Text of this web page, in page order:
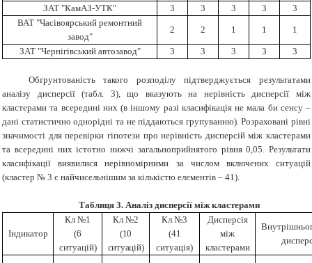
ЗАТ "КамАЗ-УТК" 3 3 3 3
3
ВАТ "Часівоярський ремонтний
завод"
2 2 1 1 1
ЗАТ "Чернігівський автозавод" 3 3 3 3 3
Обґрунтованість такого розподілу підтверджується результатами
аналізу дисперсії (табл. 3), що вказують на нерівність дисперсії між
кластерами та всередині них (в іншому разі класифікація не мала би сенсу –
дані статистично однорідні та не піддаються групуванню). Розраховані рівні
значимості для перевірки гіпотези про нерівність дисперсій між кластерами
та всередині них істотно нижчі загальноприйнятого рівня 0,05. Результати
класифікації виявилися нерівномірними за числом включених ситуацій
(кластер № 3 є найчисельнішим за кількістю елементів – 41).
Таблиця 3. Аналіз дисперсії між кластерами
Індикатор
Кл №1
(6
ситуацій)
Кл №2
(10
ситуацій)
Кл №3
(41
ситуація)
Дисперсія
між
кластерами